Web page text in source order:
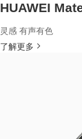
HUAWEI
灵感 有声有色
了解更多